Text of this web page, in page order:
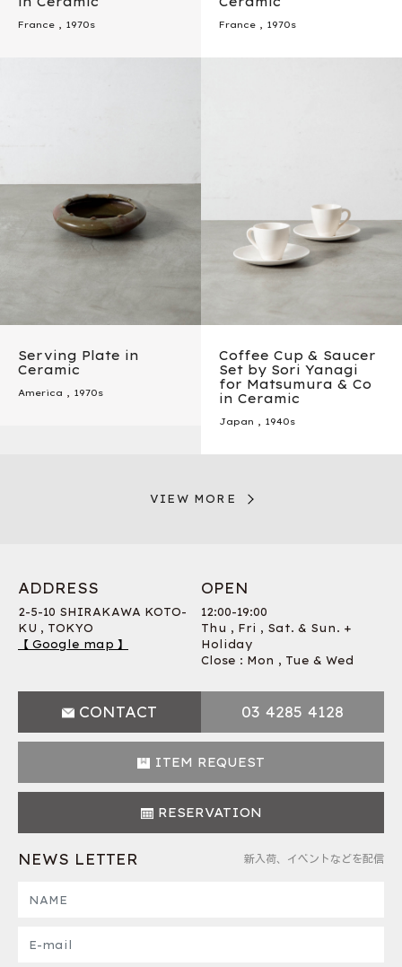
France , 1970s France , 1970s
Serving Plate in
Ceramic
America , 1970s
Coffee Cup & Saucer
Set by Sori Yanagi
for Matsumura & Co
in Ceramic
Japan , 1940s
VIEW MORE
ADDRESS
2-5-10 SHIRAKAWA KOTO-
KU , TOKYO
【 Google map 】
OPEN
12:00-19:00
Thu , Fri , Sat. & Sun. +
Holiday
Close : Mon , Tue & Wed
CONTACT 03 4285 4128
ITEM REQUEST
RESERVATION
NEWS LETTER 新入荷、イベントなどを配信